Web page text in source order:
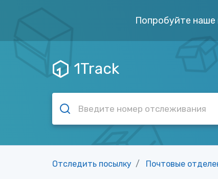
Попробуйте
1Track
Отследить посылку Почтовые